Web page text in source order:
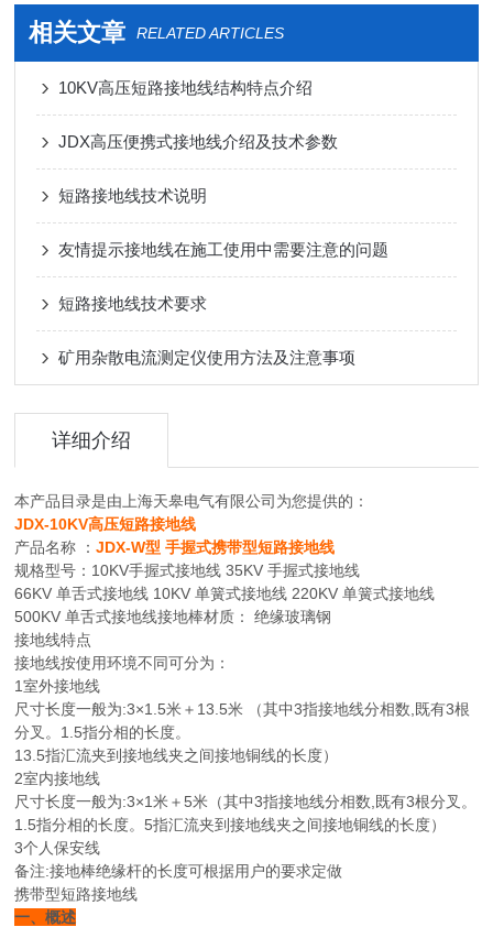
相关文章 RELATED ARTICLES
10KV高压短路接地线结构特点介绍
JDX高压便携式接地线介绍及技术参数
短路接地线技术说明
友情提示接地线在施工使用中需要注意的问题
短路接地线技术要求
矿用杂散电流测定仪使用方法及注意事项
详细介绍
本产品目录是由上海天皋电气有限公司为您提供的：
JDX-10KV高压短路接地线
产品名称 ：JDX-W型 手握式携带型短路接地线
规格型号：10KV手握式接地线 35KV 手握式接地线
66KV 单舌式接地线 10KV 单簧式接地线 220KV 单簧式接地线
500KV 单舌式接地线接地棒材质： 绝缘玻璃钢
接地线特点
接地线按使用环境不同可分为：
1室外接地线
尺寸长度一般为:3×1.5米＋13.5米 （其中3指接地线分相数,既有3根
分叉。1.5指分相的长度。
13.5指汇流夹到接地线夹之间接地铜线的长度）
2室内接地线
尺寸长度一般为:3×1米＋5米（其中3指接地线分相数,既有3根分叉。
1.5指分相的长度。5指汇流夹到接地线夹之间接地铜线的长度）
3个人保安线
备注:接地棒绝缘杆的长度可根据用户的要求定做
携带型短路接地线
一、概述